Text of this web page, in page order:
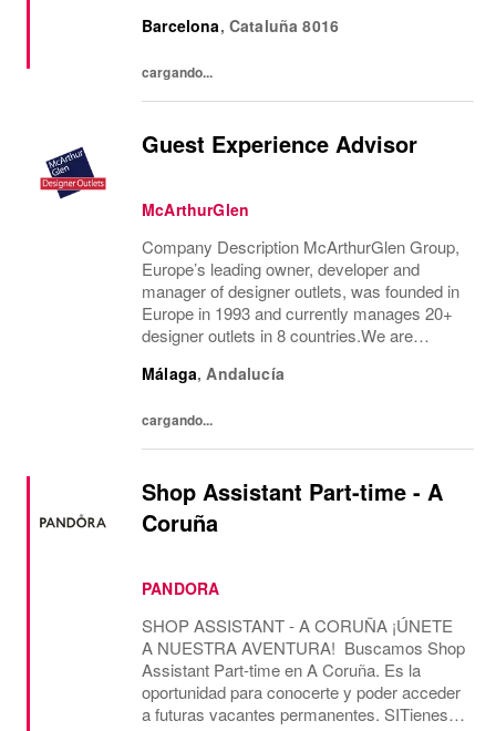
inspirador en el que todos se sienten
Barcelona, Cataluña 8016
cargando...
Guest Experience Advisor
McArthurGlen
Company Description McArthurGlen Group,
Europe’s leading owner, developer and
manager of designer outlets, was founded in
Europe in 1993 and currently manages 20+
designer outlets in 8 countries.We are
Guest Experience Advisor position, working
Málaga,Andalucía
cargando...
Shop Assistant Part-time - A
Coruña
PANDORA
SHOP ASSISTANT - A CORUÑA ¡ÚNETE
A NUESTRA AVENTURA! Buscamos Shop
Assistant Part-time en A Coruña. Es la
oportunidad para conocerte y poder acceder
a futuras vacantes permanentes. SITienes